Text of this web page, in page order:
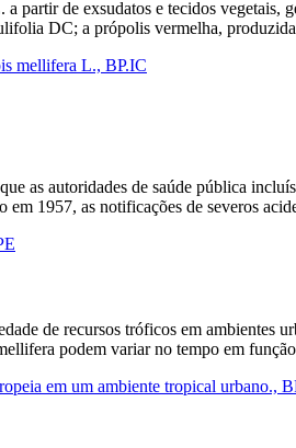
de exsudatos e tecidos vegetais,
DC; a própolis vermelha,
mellifera L., BP.IC
as autoridades de saúde pública
1957, as notificações de severos
de recursos tróficos em ambientes
podem variar no tempo em
em um ambiente tropical urbano.,